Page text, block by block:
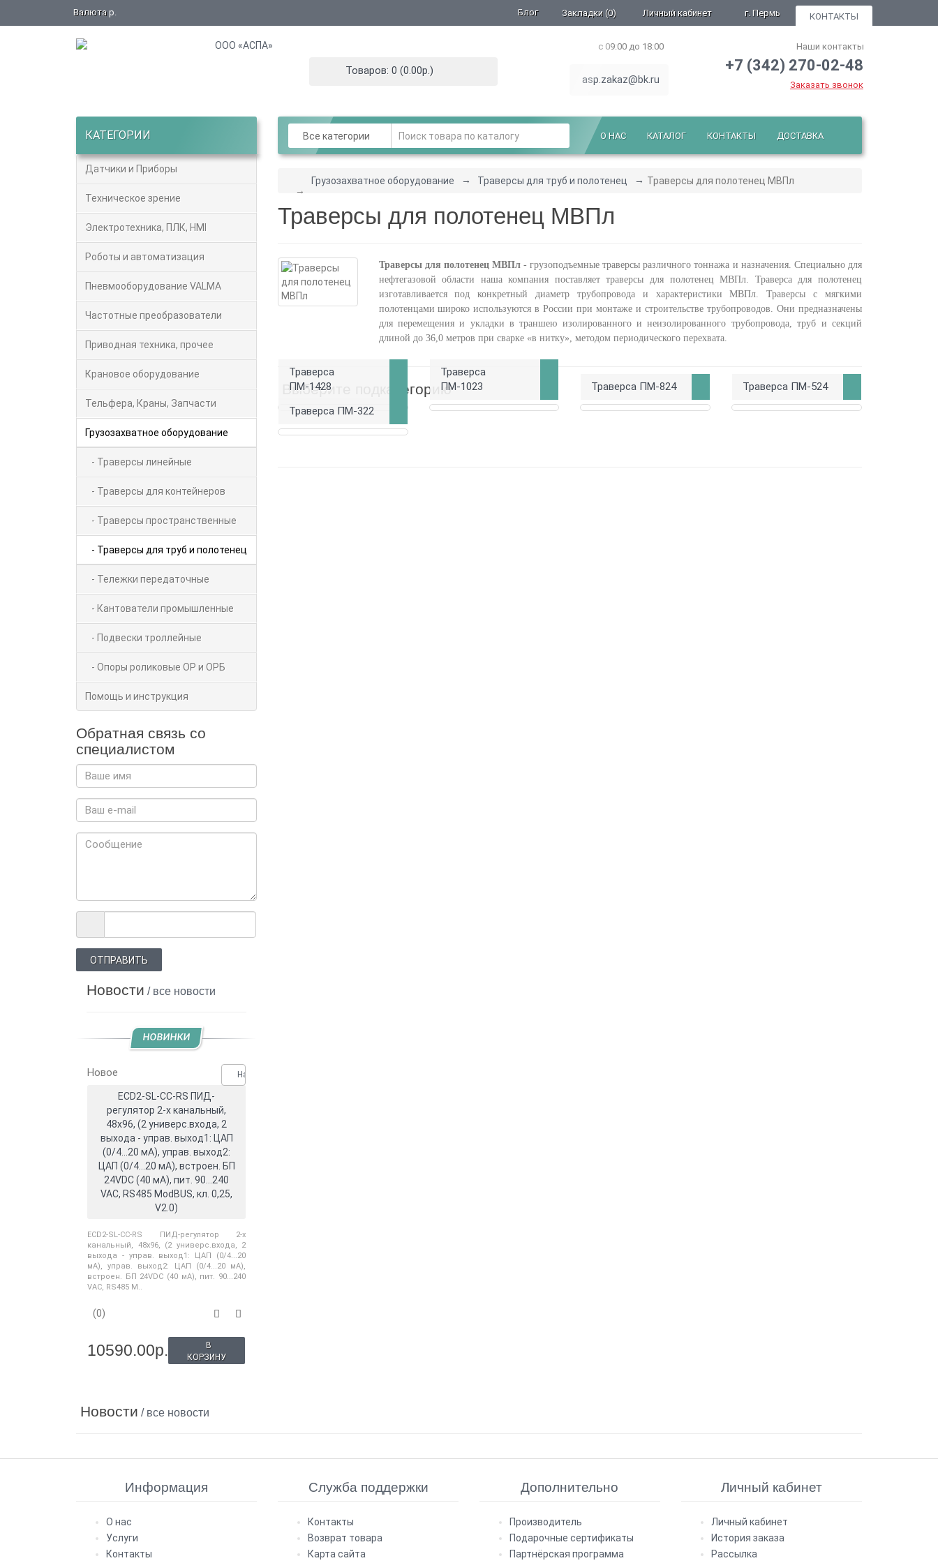
Блог Закладки (0) Личный кабинет г. Пермь КОНТАКТЫ
Валюта р.
Наши контакты
+7 (342) 270-02-48
Заказать звонок
с 09:00 до 18:00
asp.zakaz@bk.ru
Товаров: 0 (0.00р.)
КАТЕГОРИИ ДОСТАВКА
КОНТАКТЫ
КАТАЛОГ
О НАС
Все категории
Датчики и Приборы
Техническое зрение
Электротехника, ПЛК, HMI
Роботы и автоматизация
Пневмооборудование VALMA
Частотные преобразователи
Приводная техника, прочее
Крановое оборудование
Тельфера, Краны, Запчасти
Грузозахватное оборудование
- Траверсы линейные
- Траверсы для контейнеров
- Траверсы пространственные
- Траверсы для труб и полотенец
- Тележки передаточные
- Кантователи промышленные
- Подвески троллейные
- Опоры роликовые ОР и ОРБ
Помощь и инструкция
Обратная связь со
специалистом
ОТПРАВИТЬ
Новости / все новости
НОВИНКИ
Новое Нашли дешевле?
ECD2-SL-CC-RS ПИД-
регулятор 2-х канальный,
48x96, (2 универс.входа, 2
выхода - управ. выход1: ЦАП
(0/4...20 мА), управ. выход2:
ЦАП (0/4...20 мА), встроен. БП
24VDC (40 мА), пит. 90...240
VAC, RS485 ModBUS, кл. 0,25,
V2.0)
ECD2-SL-CC-RS ПИД-регулятор 2-х
канальный, 48x96, (2 универс.входа, 2
выхода - управ. выход1: ЦАП (0/4...20
мА), управ. выход2: ЦАП (0/4...20 мА),
встроен. БП 24VDC (40 мА), пит. 90...240
VAC, RS485 M..
(0)
10590.00р.
В
КОРЗИНУ
Грузозахватное оборудование Траверсы для труб и полотенец Траверсы для полотенец МВПл
Траверсы для полотенец МВПл
Траверсы для полотенец МВПл- грузоподъемные траверсы различного тоннажа и назначения. Специально для
нефтегазовой области наша компания поставляет траверсы для полотенец МВПл. Траверса для полотенец
изготавливается под конкретный диаметр трубопровода и характеристики МВПл. Траверсы с мягкими
полотенцами широко используются в России при монтаже и строительстве трубопроводов. Они предназначены
для перемещения и укладки в траншею изолированного и неизолированного трубопровода, труб и секций
длиной до 36,0 метров при сварке «в нитку», методом периодического перехвата.
Выберите подкатегорию
Траверса
ПМ-1428
Траверса
ПМ-1023
Траверса ПМ-824
Траверса ПМ-524
Траверса ПМ-322
Новости / все новости
Информация
О нас
Услуги
Контакты
Служба поддержки
Контакты
Возврат товара
Карта сайта
Дополнительно
Производитель
Подарочные сертификаты
Партнёрская программа
Личный кабинет
Личный кабинет
История заказа
Рассылка